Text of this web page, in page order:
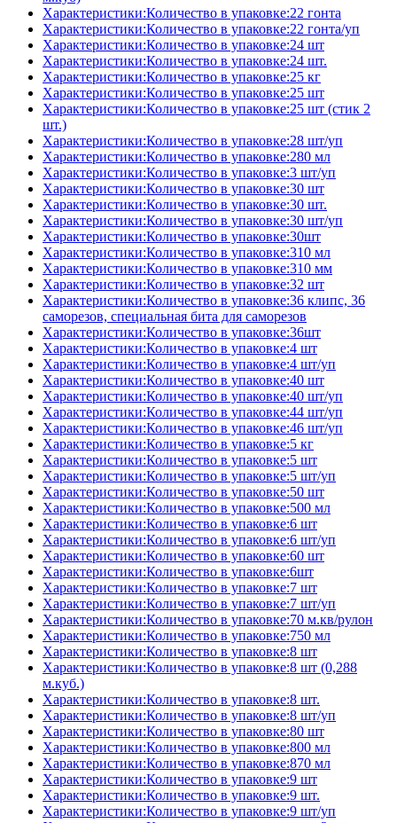
Характеристики:Количество в упаковке:22 гонта
Характеристики:Количество в упаковке:22 гонта/уп
Характеристики:Количество в упаковке:24 шт
Характеристики:Количество в упаковке:24 шт.
Характеристики:Количество в упаковке:25 кг
Характеристики:Количество в упаковке:25 шт
Характеристики:Количество в упаковке:25 шт (стик 2
шт.)
Характеристики:Количество в упаковке:28 шт/уп
Характеристики:Количество в упаковке:280 мл
Характеристики:Количество в упаковке:3 шт/уп
Характеристики:Количество в упаковке:30 шт
Характеристики:Количество в упаковке:30 шт.
Характеристики:Количество в упаковке:30 шт/уп
Характеристики:Количество в упаковке:30шт
Характеристики:Количество в упаковке:310 мл
Характеристики:Количество в упаковке:310 мм
Характеристики:Количество в упаковке:32 шт
Характеристики:Количество в упаковке:36 клипс, 36
саморезов, специальная бита для саморезов
Характеристики:Количество в упаковке:36шт
Характеристики:Количество в упаковке:4 шт
Характеристики:Количество в упаковке:4 шт/уп
Характеристики:Количество в упаковке:40 шт
Характеристики:Количество в упаковке:40 шт/уп
Характеристики:Количество в упаковке:44 шт/уп
Характеристики:Количество в упаковке:46 шт/уп
Характеристики:Количество в упаковке:5 кг
Характеристики:Количество в упаковке:5 шт
Характеристики:Количество в упаковке:5 шт/уп
Характеристики:Количество в упаковке:50 шт
Характеристики:Количество в упаковке:500 мл
Характеристики:Количество в упаковке:6 шт
Характеристики:Количество в упаковке:6 шт/уп
Характеристики:Количество в упаковке:60 шт
Характеристики:Количество в упаковке:6шт
Характеристики:Количество в упаковке:7 шт
Характеристики:Количество в упаковке:7 шт/уп
Характеристики:Количество в упаковке:70 м.кв/рулон
Характеристики:Количество в упаковке:750 мл
Характеристики:Количество в упаковке:8 шт
Характеристики:Количество в упаковке:8 шт (0,288
м.куб.)
Характеристики:Количество в упаковке:8 шт.
Характеристики:Количество в упаковке:8 шт/уп
Характеристики:Количество в упаковке:80 шт
Характеристики:Количество в упаковке:800 мл
Характеристики:Количество в упаковке:870 мл
Характеристики:Количество в упаковке:9 шт
Характеристики:Количество в упаковке:9 шт.
Характеристики:Количество в упаковке:9 шт/уп